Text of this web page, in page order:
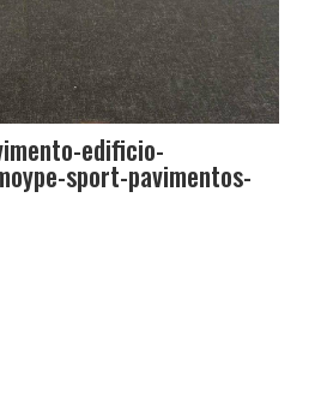
edificio-
sport-pavimentos-